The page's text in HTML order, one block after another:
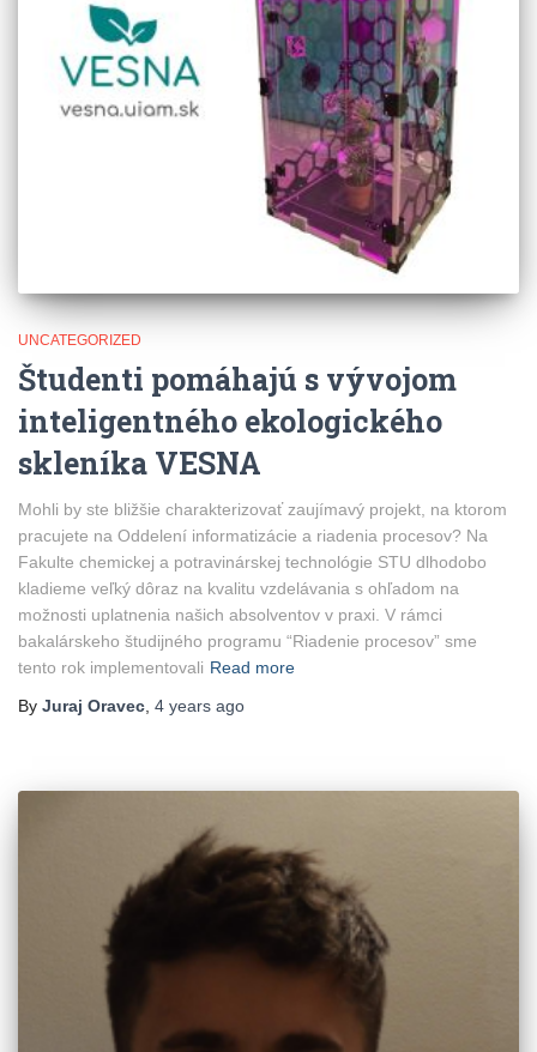
UNCATEGORIZED
Študenti pomáhajú s vývojom
inteligentného ekologického
skleníka VESNA
Mohli by ste bližšie charakterizovať zaujímavý projekt, na ktorom
pracujete na Oddelení informatizácie a riadenia procesov? Na
Fakulte chemickej a potravinárskej technológie STU dlhodobo
kladieme veľký dôraz na kvalitu vzdelávania s ohľadom na
možnosti uplatnenia našich absolventov v praxi. V rámci
bakalárskeho študijného programu “Riadenie procesov” sme
tento rok implementovali Read more
By Juraj Oravec 4 years ago